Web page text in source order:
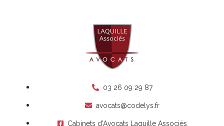
03 26 09 29 87
avocats@codelys.fr
Cabinets d'Avocats Laquille Associés